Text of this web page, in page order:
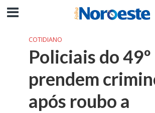
COTIDIANO
Policiais do
prendem
após roubo a